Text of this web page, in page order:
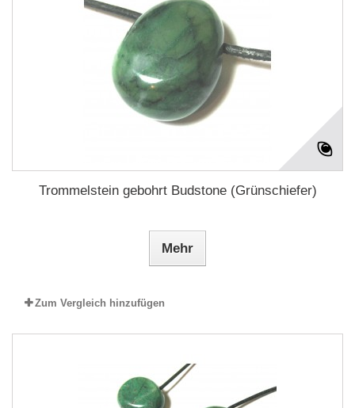
Trommelstein gebohrt Budstone (Grünschiefer)
Mehr
Zum Vergleich hinzufügen